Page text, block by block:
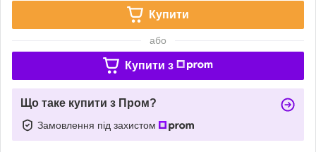
Купити
або
Купити з
Що таке купити з Пром?
Замовлення під захистом